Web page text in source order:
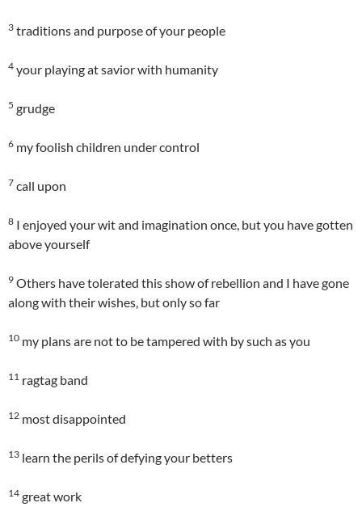
3 traditions and purpose of your people
4 your playing at savior with humanity
5 grudge
6 my foolish children under control
7 call upon
8 I enjoyed your wit and imagination once, but you have gotten
above yourself
9 Others have tolerated this show of rebellion and I have gone
along with their wishes, but only so far
10 my plans are not to be tampered with by such as you
11 ragtag band
12 most disappointed
13 learn the perils of defying your betters
14 great work